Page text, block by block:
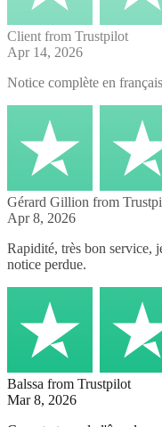
Client from Trustpilot
Apr 14, 2026
Notice complète en
Gérard Gillion from
Apr 8, 2026
Rapidité, très bon service,
notice perdue.
Balssa from Trustpilot
Mar 8, 2026